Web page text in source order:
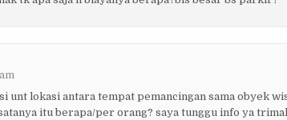
unt lokasi antara tempat pemancingan sama obyek
itu berapa/per orang? saya tunggu info ya